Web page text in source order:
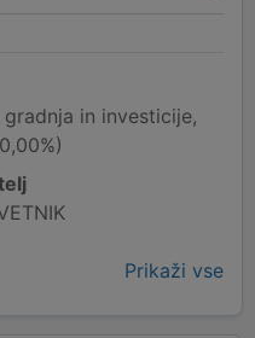
gradnja in investicije,
Prikaži vse